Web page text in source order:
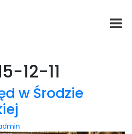
O nas
Aktualności
12-11
w Środzie